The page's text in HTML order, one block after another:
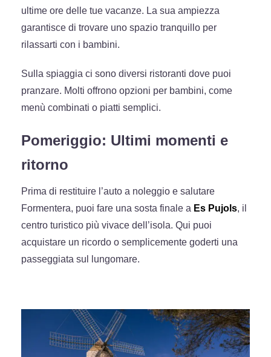
ultime ore delle tue vacanze. La sua ampiezza
garantisce di trovare uno spazio tranquillo per
rilassarti con i bambini.
Sulla spiaggia ci sono diversi ristoranti dove puoi
pranzare. Molti offrono opzioni per bambini, come
menù combinati o piatti semplici.
Pomeriggio: Ultimi momenti e
ritorno
Prima di restituire l’auto a noleggio e salutare
Formentera, puoi fare una sosta finale a Es Pujols, il
centro turistico più vivace dell’isola. Qui puoi
acquistare un ricordo o semplicemente goderti una
passeggiata sul lungomare.